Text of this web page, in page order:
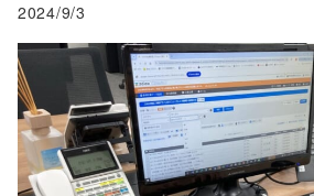
2024/9/3